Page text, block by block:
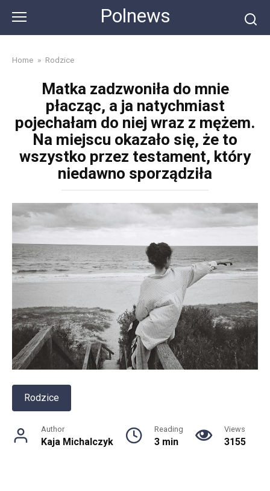
content
Polnews
Home » Rodzice
Matka zadzwoniła do mnie
płacząc, a ja natychmiast
pojechałam do niej wraz z mężem.
Na miejscu okazało się, że to
wszystko przez testament, który
niedawno sporządziła
Rodzice
Author
Kaja Michalczyk
Reading
3 min
Views
3155